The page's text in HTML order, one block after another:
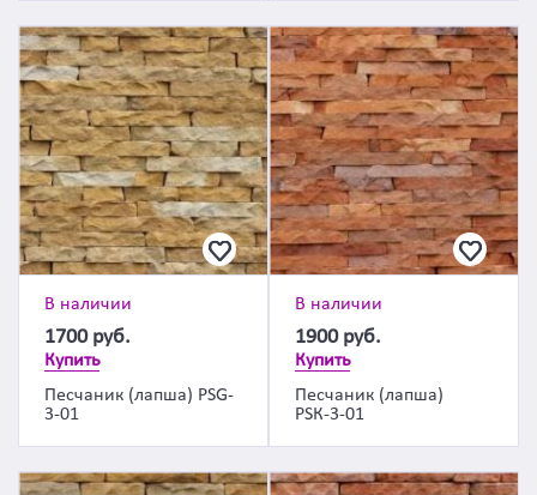
В наличии
1700 руб.
Купить
Песчаник (лапша) PSG-
3-01
В наличии
1900 руб.
Купить
Песчаник (лапша)
PSК-3-01